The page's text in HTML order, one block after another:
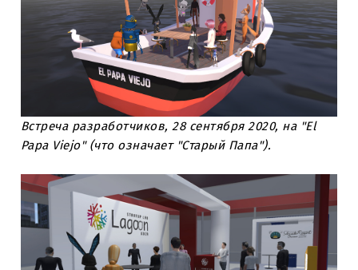
Встреча разработчиков, 28 сентября 2020, на "El
Papa Viejo" (что означает "Старый Папа").